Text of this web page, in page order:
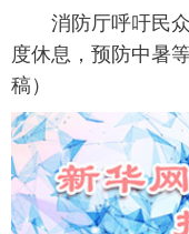
消防厅呼吁民众
度休息，预防中暑
稿）